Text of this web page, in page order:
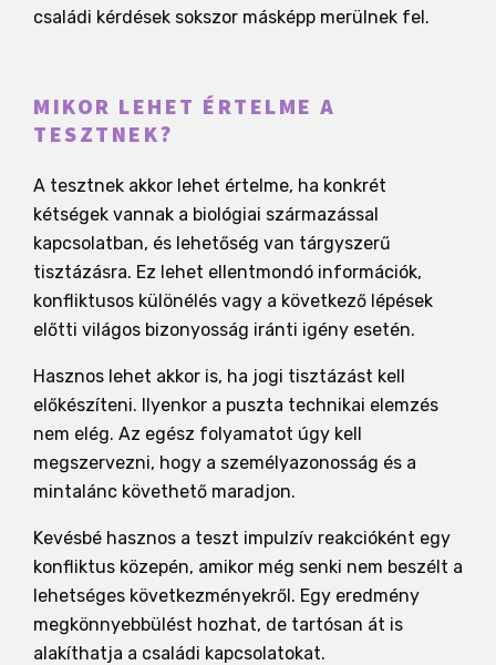
családi kérdések sokszor másképp merülnek fel.
MIKOR LEHET ÉRTELME A
TESZTNEK?
A tesztnek akkor lehet értelme, ha konkrét
kétségek vannak a biológiai származással
kapcsolatban, és lehetőség van tárgyszerű
tisztázásra. Ez lehet ellentmondó információk,
konfliktusos különélés vagy a következő lépések
előtti világos bizonyosság iránti igény esetén.
Hasznos lehet akkor is, ha jogi tisztázást kell
előkészíteni. Ilyenkor a puszta technikai elemzés
nem elég. Az egész folyamatot úgy kell
megszervezni, hogy a személyazonosság és a
mintalánc követhető maradjon.
Kevésbé hasznos a teszt impulzív reakcióként egy
konfliktus közepén, amikor még senki nem beszélt a
lehetséges következményekről. Egy eredmény
megkönnyebbülést hozhat, de tartósan át is
alakíthatja a családi kapcsolatokat.